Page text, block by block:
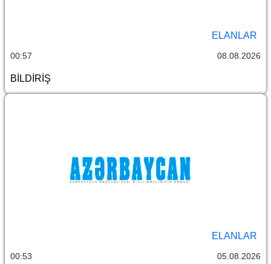
ELANLAR
00:57 08.08.2026
BİLDİRİŞ
ELANLAR
00:53 05.08.2026